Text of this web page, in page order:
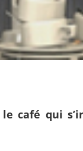
café qui